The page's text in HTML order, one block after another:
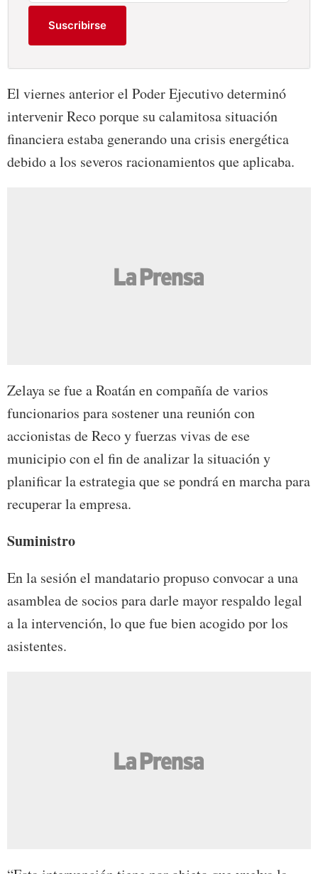
Suscribirse
El viernes anterior el Poder Ejecutivo determinó
intervenir Reco porque su calamitosa situación
financiera estaba generando una crisis energética
debido a los severos racionamientos que aplicaba.
Zelaya se fue a Roatán en compañía de varios
funcionarios para sostener una reunión con
accionistas de Reco y fuerzas vivas de ese
municipio con el fin de analizar la situación y
planificar la estrategia que se pondrá en marcha para
recuperar la empresa.
Suministro
En la sesión el mandatario propuso convocar a una
asamblea de socios para darle mayor respaldo legal
a la intervención, lo que fue bien acogido por los
asistentes.